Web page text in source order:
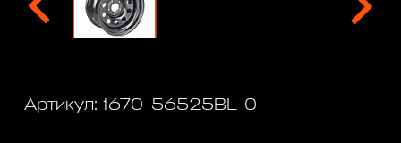
Артикул: 1670-56525BL-0